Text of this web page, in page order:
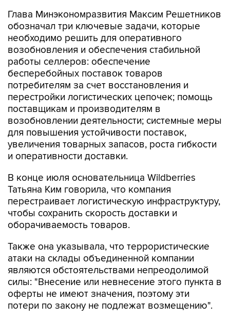
Глава Минэкономразвития Максим Решетников
обозначал три ключевые задачи, которые
необходимо решить для оперативного
возобновления и обеспечения стабильной
работы селлеров: обеспечение
бесперебойных поставок товаров
потребителям за счет восстановления и
перестройки логистических цепочек; помощь
поставщикам и производителям в
возобновлении деятельности; системные меры
для повышения устойчивости поставок,
увеличения товарных запасов, роста гибкости
и оперативности доставки.
В конце июля основательница Wildberries
Татьяна Ким говорила, что компания
перестраивает логистическую инфраструктуру,
чтобы сохранить скорость доставки и
оборачиваемость товаров.
Также она указывала, что террористические
атаки на склады объединенной компании
являются обстоятельствами непреодолимой
силы: "Внесение или невнесение этого пункта в
оферты не имеют значения, поэтому эти
потери по закону не подлежат возмещению".